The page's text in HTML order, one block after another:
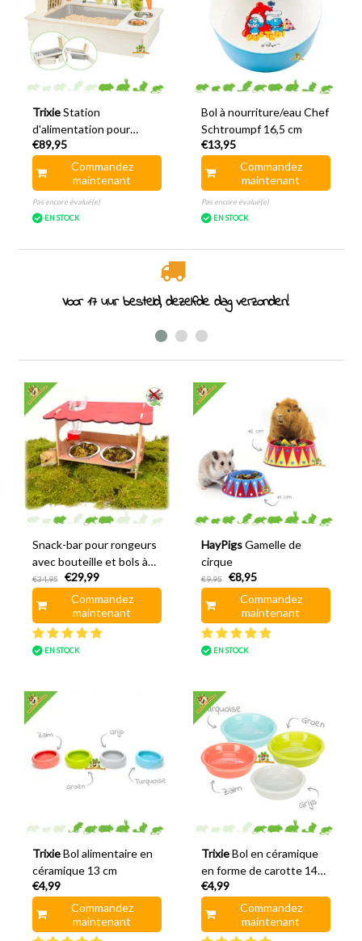
Trixie Station
d'alimentation pour
cobayes et lapins 70 cm
€89,95
Commandez
maintenant
Pas encore évalué(e)
EN STOCK
Bol à nourriture/eau Chef
Schtroumpf 16,5 cm
€13,95
Commandez
maintenant
Pas encore évalué(e)
EN STOCK
Voor 17 uur besteld, dezelfde dag verzonden!
Snack-bar pour rongeurs
avec bouteille et bols à
nourriture 31 cm
€34,95
€29,99
Commandez
maintenant
EN STOCK
HayPigs Gamelle de
cirque
€9,95
€8,95
Commandez
maintenant
EN STOCK
Trixie Bol alimentaire en
céramique 13 cm
€4,99
Commandez
maintenant
Trixie Bol en céramique
en forme de carotte 14
cm
€4,99
Commandez
maintenant